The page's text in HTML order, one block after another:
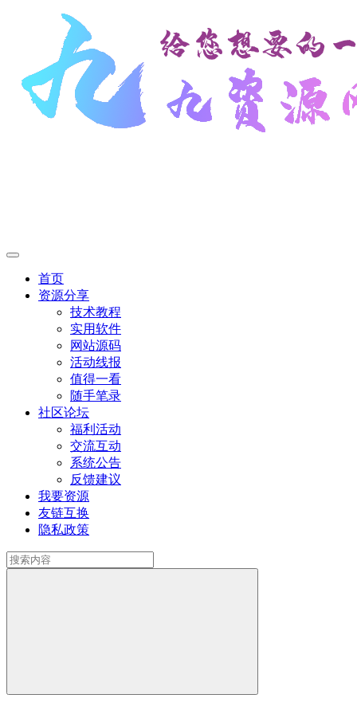
首页
资源分享
技术教程
实用软件
网站源码
活动线报
值得一看
随手笔录
社区论坛
福利活动
交流互动
系统公告
反馈建议
我要资源
友链互换
隐私政策